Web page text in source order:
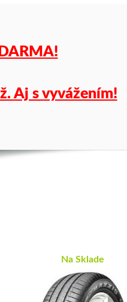
Aj s vyvážením!
Na Sklade